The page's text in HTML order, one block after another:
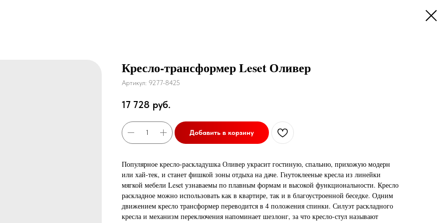
Кресло-трансформер Leset Оливер
Артикул: 9277-8425
17 728 руб.
Добавить в корзину
Популярное кресло-раскладушка Оливер украсит гостиную, спальню, прихожую модерн
или хай-тек, и станет фишкой зоны отдыха на даче. Гнутоклееные кресла из линейки
мягкой мебели Leset узнаваемы по плавным формам и высокой функциональности. Кресло
раскладное можно использовать как в квартире, так и в благоустроенной беседке. Одним
движением кресло трансформер переводится в 4 положения спинки. Силуэт раскладного
кресла и механизм переключения напоминает шезлонг, за что кресло-стул называют